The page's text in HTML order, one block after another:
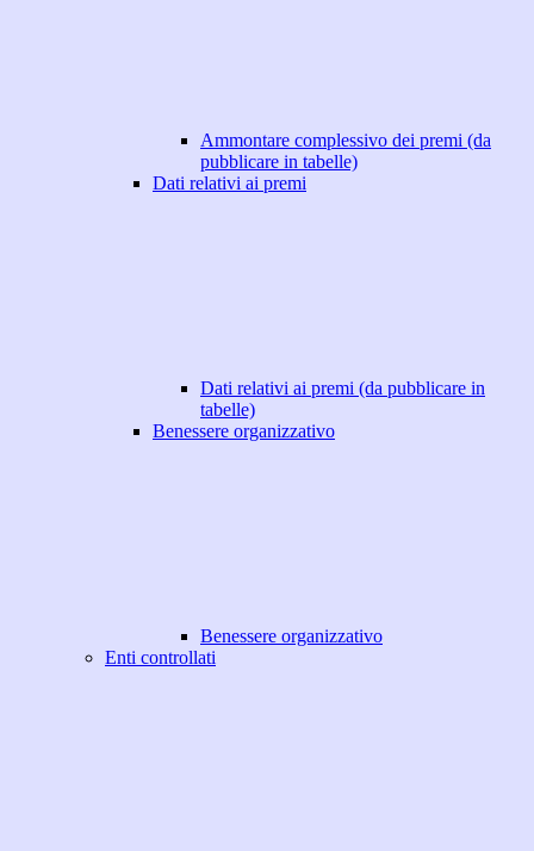
Ammontare complessivo dei premi (da
pubblicare in tabelle)
Dati relativi ai premi
Dati relativi ai premi (da pubblicare in
tabelle)
Benessere organizzativo
Benessere organizzativo
Enti controllati